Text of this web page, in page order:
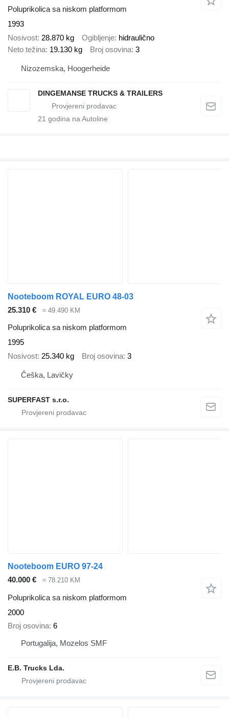
Poluprikolica sa niskom platformom
1993
Nosivost 28.870 kg Ogibljenje hidraulično
Neto težina 19.130 kg Broj osovina 3
Nizozemska, Hoogerheide
DINGEMANSE TRUCKS & TRAILERS
21 godina na Autoline
Nooteboom ROYAL EURO 48-03
25.310 €
≈ 49.490 KM
Poluprikolica sa niskom platformom
1995
Nosivost 25.340 kg Broj osovina 3
Češka, Lavičky
SUPERFAST s.r.o.
Nooteboom EURO 97-24
40.000 €
≈ 78.210 KM
Poluprikolica sa niskom platformom
2000
Broj osovina 6
Portugalija, Mozelos SMF
E.B. Trucks Lda.